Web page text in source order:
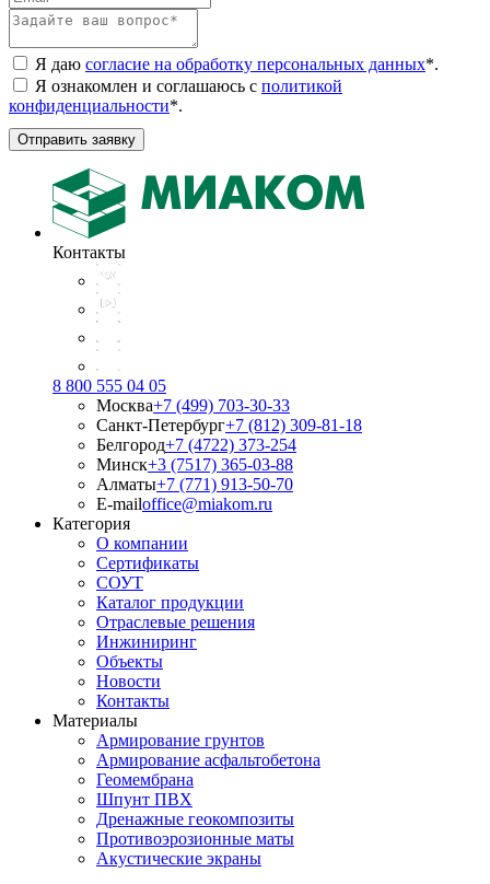
Я даю согласие на обработку персональных данных*.
Я ознакомлен и соглашаюсь с политикой
конфиденциальности*.
Отправить заявку
Контакты
8 800 555 04 05
Москва+7 (499) 703-30-33
Санкт-Петербург+7 (812) 309-81-18
Белгород+7 (4722) 373-254
Минск+3 (7517) 365-03-88
Алматы+7 (771) 913-50-70
E-mailoffice@miakom.ru
Категория
О компании
Сертификаты
СОУТ
Каталог продукции
Отраслевые решения
Инжиниринг
Объекты
Новости
Контакты
Материалы
Армирование грунтов
Армирование асфальтобетона
Геомембрана
Шпунт ПВХ
Дренажные геокомпозиты
Противоэрозионные маты
Акустические экраны